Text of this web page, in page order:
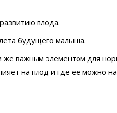
плода.
будущего малыша.
же важным элементом для
на плод и где ее можно